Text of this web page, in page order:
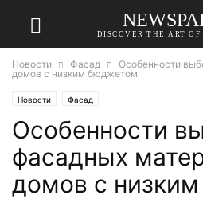
DISCOVER THE ART OF
Новости Фасад
Особенности
домов с низким бюджетом
Новости Фасад
Особенности
фасадных
домов с